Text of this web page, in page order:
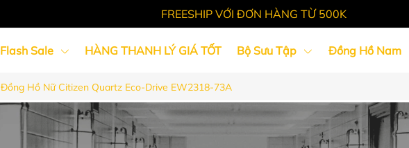
FREESHIP VỚI ĐƠN HÀNG TỪ 500K
Flash Sale HÀNG THANH LÝ GIÁ TỐT Bộ Sưu Tập Đồng Hồ Nam
Đồng Hồ Cặp Đôi
Đồng Hồ Nữ Citizen Quartz Eco-Drive EW2318-73A